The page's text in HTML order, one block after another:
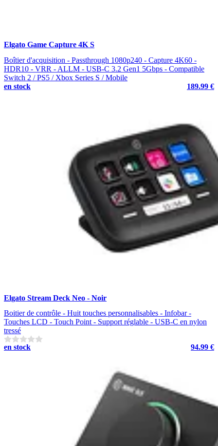
Elgato Game Capture 4K S
Boîtier d'acquisition - Passthrough 1080p240 - Capture 4K60 -
HDR10 - VRR - ALLM - USB-C 3.2 Gen1 5Gbps - Compatible
Switch 2 / PS5 / Xbox Series S / Mobile
en stock
189.99 €
Elgato Stream Deck Neo - Noir
Boitier de contrôle - Huit touches personnalisables - Infobar -
Touches LCD - Touch Point - Support réglable - USB-C en nylon
tressé
en stock
94.99 €